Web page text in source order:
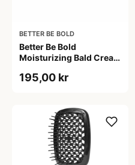
BETTER BE BOLD
Better Be Bold
Moisturizing Bald Cream
195,00 kr